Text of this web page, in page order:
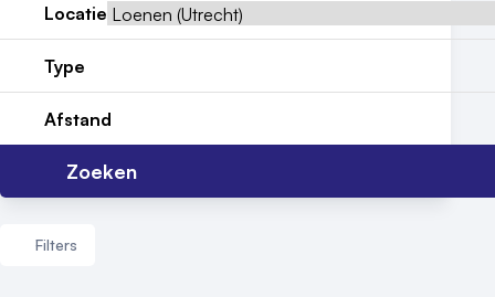
Locatiegids
Meld locatie aan
Nieuws
Reviews (5⭐️)
Locatie
Type
Afstand
Zoeken
Filters